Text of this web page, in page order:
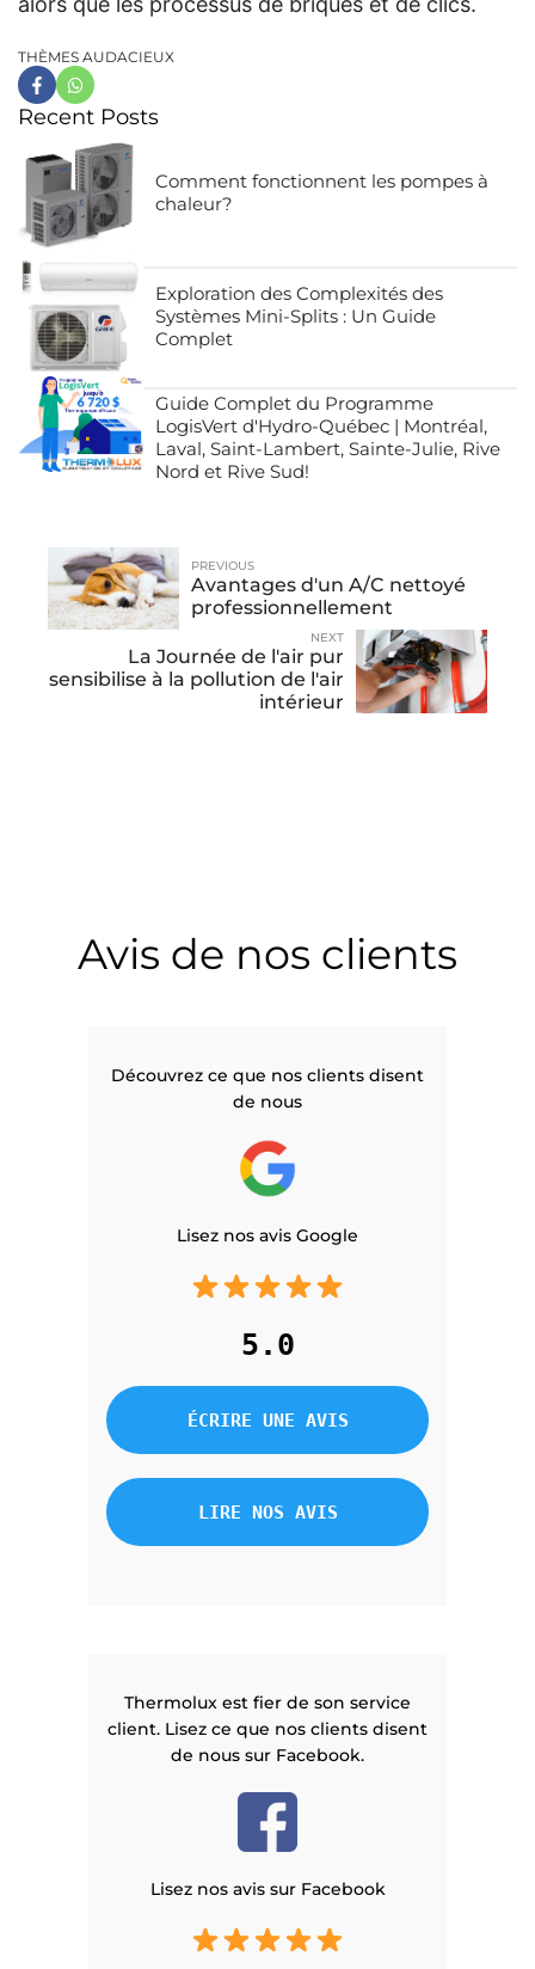
THÈMES AUDACIEUX
Recent Posts
Comment fonctionnent les pompes à
chaleur?
Exploration des Complexités des
Systèmes Mini-Splits : Un Guide
Complet
Guide Complet du Programme
LogisVert d'Hydro-Québec | Montréal,
Laval, Saint-Lambert, Sainte-Julie, Rive
Nord et Rive Sud!
PREVIOUS
Avantages d'un A/C nettoyé
professionnellement
NEXT
La Journée de l'air pur
sensibilise à la pollution de l'air
intérieur
Avis de nos clients
Découvrez ce que nos clients disent
de nous
Lisez nos avis Google
5.0
ÉCRIRE UNE AVIS
LIRE NOS AVIS
Thermolux est fier de son service
client. Lisez ce que nos clients disent
de nous sur Facebook.
Lisez nos avis sur Facebook